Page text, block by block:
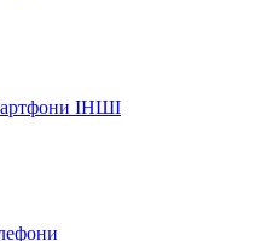
ІНШІ